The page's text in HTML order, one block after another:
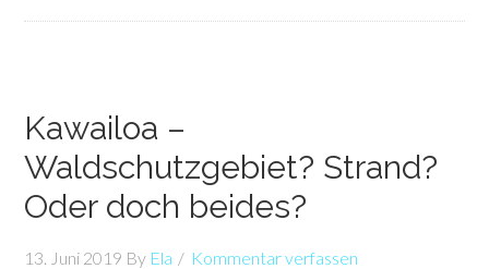
Kawailoa –
Waldschutzgebiet? Strand?
Oder doch beides?
13. Juni 2019 By Ela Kommentar verfassen